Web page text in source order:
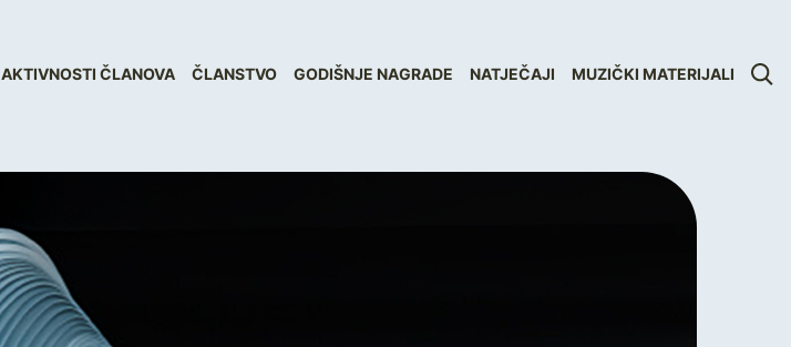
AKTIVNOSTI ČLANOVA ČLANSTVO GODIŠNJE NAGRADE NATJEČAJI MUZIČKI MATERIJALI